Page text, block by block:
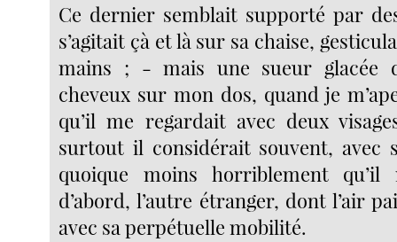
Ce dernier semblait supporté par
s’agitait çà et là sur sa chaise,
mains ; - mais une sueur glacée
cheveux sur mon dos, quand je
qu’il me regardait avec deux
surtout il considérait souvent, avec
quoique moins horriblement qu’il
d’abord, l’autre étranger, dont l’air
avec sa perpétuelle mobilité.